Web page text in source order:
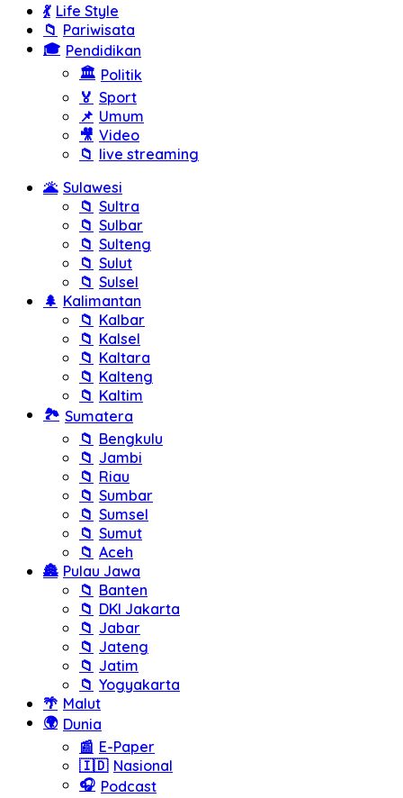
💃 Life Style
📁 Pariwisata
🎓 Pendidikan
🏛️ Politik
🏅 Sport
📌 Umum
🎥 Video
📁 live streaming
🌋 Sulawesi
📁 Sultra
📁 Sulbar
📁 Sulteng
📁 Sulut
📁 Sulsel
🌲 Kalimantan
📁 Kalbar
📁 Kalsel
📁 Kaltara
📁 Kalteng
📁 Kaltim
🏞️ Sumatera
📁 Bengkulu
📁 Jambi
📁 Riau
📁 Sumbar
📁 Sumsel
📁 Sumut
📁 Aceh
🏯 Pulau Jawa
📁 Banten
📁 DKI Jakarta
📁 Jabar
📁 Jateng
📁 Jatim
📁 Yogyakarta
🌴 Malut
🌍 Dunia
📰 E-Paper
🇮🇩 Nasional
🎧 Podcast